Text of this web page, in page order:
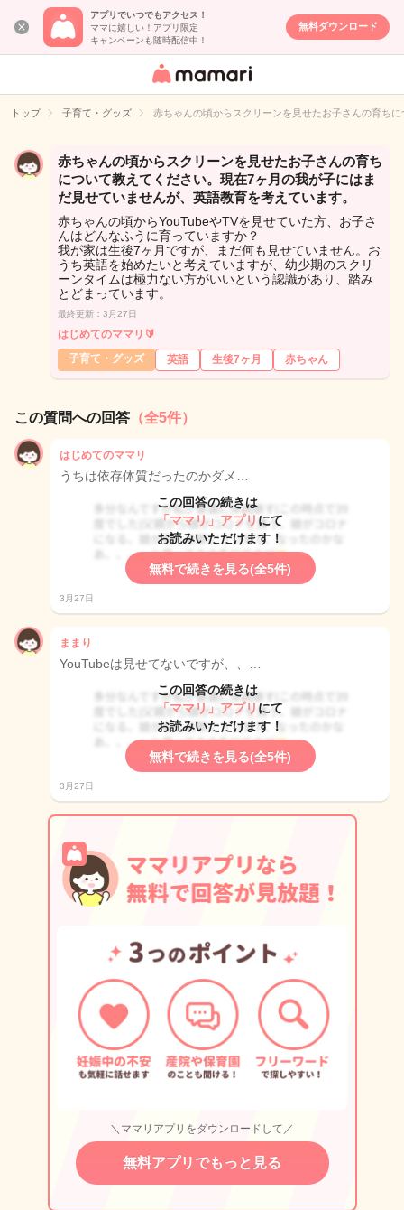
アプリでいつでもアクセス！
ママに嬉しい！アプリ限定
キャンペーンも随時配信中！
無料ダウンロード
女性専用匿名QA
イト
トップ 子育て・グッズ 赤ちゃんの頃からスクリーンを見せたお子さんの育ち
赤ちゃんの頃からスクリーンを見せたお子さんの育ち
について教えてください。現在7ヶ月の我が子にはま
だ見せていませんが、英語教育を考えています。
赤ちゃんの頃からYouTubeやTVを見せていた方、お子さ
んはどんなふうに育っていますか？
我が家は生後7ヶ月ですが、まだ何も見せていません。お
うち英語を始めたいと考えていますが、幼少期のスクリ
ーンタイムは極力ない方がいいという認識があり、踏み
とどまっています。
最終更新：3月27日
はじめてのママリ🔰
子育て・グッズ
英語 生後7ヶ月 赤ちゃん
この質問への回答 （全5件）
はじめてのママリ
うちは依存体質だったのかダメ…
この回答の続きは
「ママリ」アプリ にて
お読みいただけます！
無料で続きを見る(全5件)
3月27日
ままり
YouTubeは見せてないですが、、…
この回答の続きは
「ママリ」アプリ にて
お読みいただけます！
無料で続きを見る(全5件)
3月27日
＼ママリアプリをダウンロードして／
無料アプリでもっと見る